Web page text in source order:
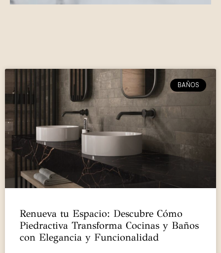
BAÑOS
Renueva tu Espacio: Descubre Cómo
Piedractiva Transforma Cocinas y Baños
con Elegancia y Funcionalidad